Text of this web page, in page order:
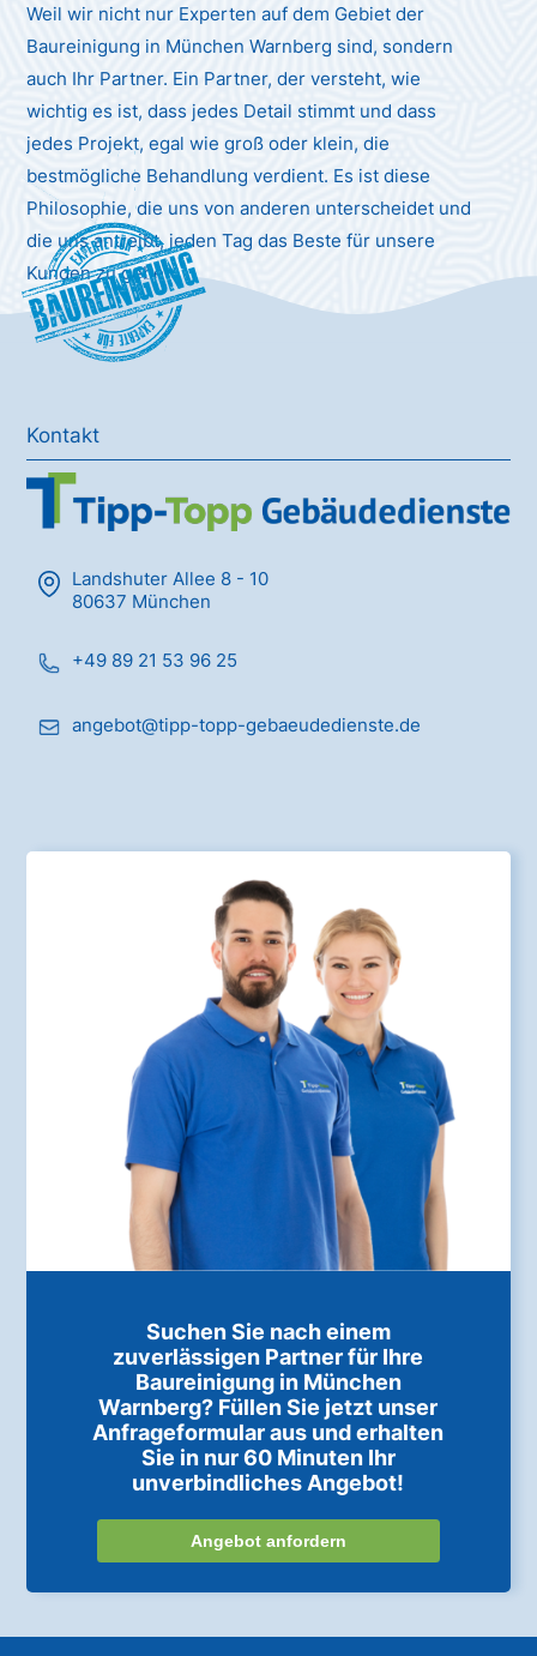
Weil wir nicht nur Experten auf dem Gebiet der
Baureinigung in München Warnberg sind, sondern
auch Ihr Partner. Ein Partner, der versteht, wie
wichtig es ist, dass jedes Detail stimmt und dass
jedes Projekt, egal wie groß oder klein, die
bestmögliche Behandlung verdient. Es ist diese
Philosophie, die uns von anderen unterscheidet und
die uns antreibt, jeden Tag das Beste für unsere
Kunden zu geben.
Baureinigung
Kontakt
Landshuter Allee 8 - 10
80637 München
+49 89 21 53 96 25
angebot@tipp-topp-gebaeudedienste.de
Suchen Sie nach einem
zuverlässigen Partner für Ihre
Baureinigung in München
Warnberg? Füllen Sie jetzt unser
Anfrageformular aus und erhalten
Sie in nur 60 Minuten Ihr
unverbindliches Angebot!
Angebot anfordern